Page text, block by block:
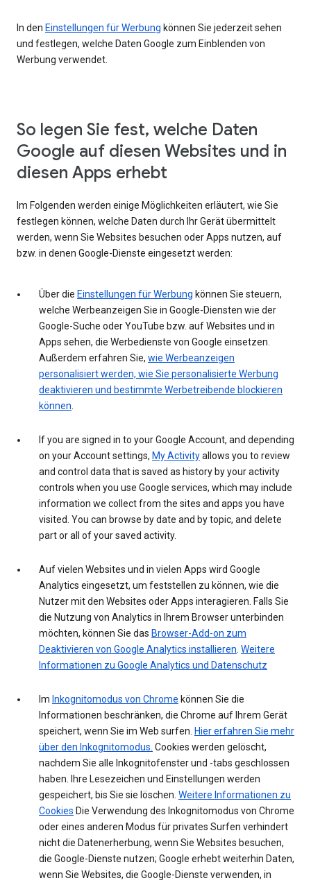
In den Einstellungen für Werbung können Sie jederzeit sehen
und festlegen, welche Daten Google zum Einblenden von
Werbung verwendet.
So legen Sie fest, welche Daten
Google auf diesen Websites und in
diesen Apps erhebt
Im Folgenden werden einige Möglichkeiten erläutert, wie Sie
festlegen können, welche Daten durch Ihr Gerät übermittelt
werden, wenn Sie Websites besuchen oder Apps nutzen, auf
bzw. in denen Google-Dienste eingesetzt werden:
Über die Einstellungen für Werbung können Sie steuern,
welche Werbeanzeigen Sie in Google-Diensten wie der
Google-Suche oder YouTube bzw. auf Websites und in
Apps sehen, die Werbedienste von Google einsetzen.
Außerdem erfahren Sie, wie Werbeanzeigen
personalisiert werden, wie Sie personalisierte Werbung
deaktivieren und bestimmte Werbetreibende blockieren
können.
If you are signed in to your Google Account, and depending
on your Account settings, My Activityallows you to review
and control data that is saved as history by your activity
controls when you use Google services, which may include
information we collect from the sites and apps you have
visited. You can browse by date and by topic, and delete
part or all of your saved activity.
Auf vielen Websites und in vielen Apps wird Google
Analytics eingesetzt, um feststellen zu können, wie die
Nutzer mit den Websites oder Apps interagieren. Falls Sie
die Nutzung von Analytics in Ihrem Browser unterbinden
möchten, können Sie das Browser-Add-on zum
Deaktivieren von Google Analytics installieren. Weitere
Informationen zu Google Analytics und Datenschutz
Im Inkognitomodus von Chrome können Sie die
Informationen beschränken, die Chrome auf Ihrem Gerät
speichert, wenn Sie im Web surfen. Hier erfahren Sie mehr
über den Inkognitomodus. Cookies werden gelöscht,
nachdem Sie alle Inkognitofenster und -tabs geschlossen
haben. Ihre Lesezeichen und Einstellungen werden
gespeichert, bis Sie sie löschen. Weitere Informationen zu
Cookies Die Verwendung des Inkognitomodus von Chrome
oder eines anderen Modus für privates Surfen verhindert
nicht die Datenerherbung, wenn Sie Websites besuchen,
die Google-Dienste nutzen; Google erhebt weiterhin Daten,
wenn Sie Websites, die Google-Dienste verwenden, in